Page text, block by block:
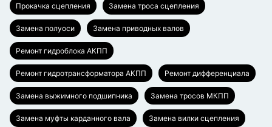
Прокачка сцепления Замена троса сцепления
Замена полуоси Замена приводных валов
Ремонт гидроблока АКПП
Ремонт гидротрансформатора АКПП Ремонт дифференциала
Замена выжимного подшипника Замена тросов МКПП
Замена муфты карданного вала Замена вилки сцепления